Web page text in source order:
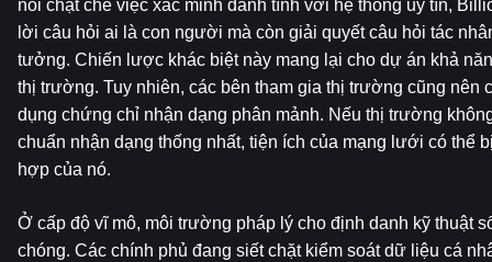
nối chặt chẽ việc xác minh danh tính với hệ thống uy tín,
lời câu hỏi ai là con người mà còn giải quyết câu hỏi tác
tưởng. Chiến lược khác biệt này mang lại cho dự án khả
thị trường. Tuy nhiên, các bên tham gia thị trường cũng nên
dụng chứng chỉ nhận dạng phân mảnh. Nếu thị trường
chuẩn nhận dạng thống nhất, tiện ích của mạng lưới có thể
hợp của nó.
Ở cấp độ vĩ mô, môi trường pháp lý cho định danh kỹ thuật
chóng. Các chính phủ đang siết chặt kiểm soát dữ liệu cá